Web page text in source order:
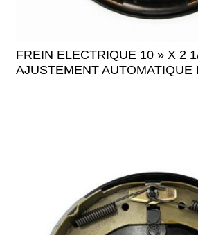
FREIN ELECTRIQUE 10 » X 2
AJUSTEMENT AUTOMATIQUE